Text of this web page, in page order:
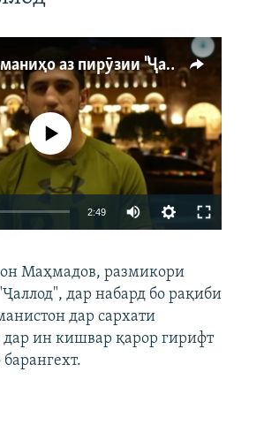
Ҳаводории арманиҳо аз пирӯзии "Ҷаллод"-и тоҷик
240p 360p 480p
720p 1080p
кор намекунад
2:49
360p
480p
Маҳмадов, размикори
дар набард бо рақиби
дар сархати
ин кишвар қарор гирифт